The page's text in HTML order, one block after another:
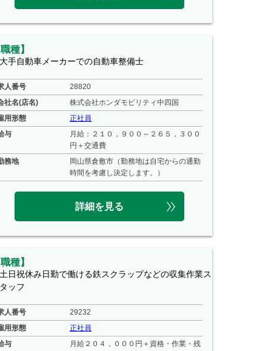
職種】
大手自動車メーカーでの自動車整備士
人番号
28820
社名(店名)
株式会社ホンダモビリティ中四国
用形態
正社員
与
月給：２１０，９００～２６５，３００
円＋交通費
務地
岡山県倉敷市（勤務地は自宅からの通勤
時間を考慮し決定します。）
詳細を見る
職種】
土日祝休み日勤で働ける鉄スクラップなどの収集作業ス
タッフ
人番号
29232
用形態
正社員
与
月給２０４，０００円＋資格・作業・残